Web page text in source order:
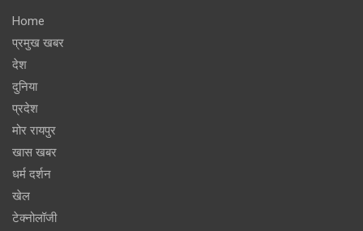
Home
प्रमुख खबर
देश
दुनिया
प्रदेश
मोर रायपुर
खास खबर
धर्म दर्शन
खेल
टेक्नोलॉजी